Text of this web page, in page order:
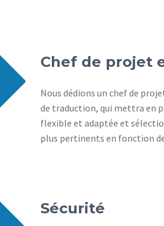
Chef de projet
Nous dédions un chef de
de traduction, qui mettra en
flexible et adaptée et
plus pertinents en fonction
Sécurité